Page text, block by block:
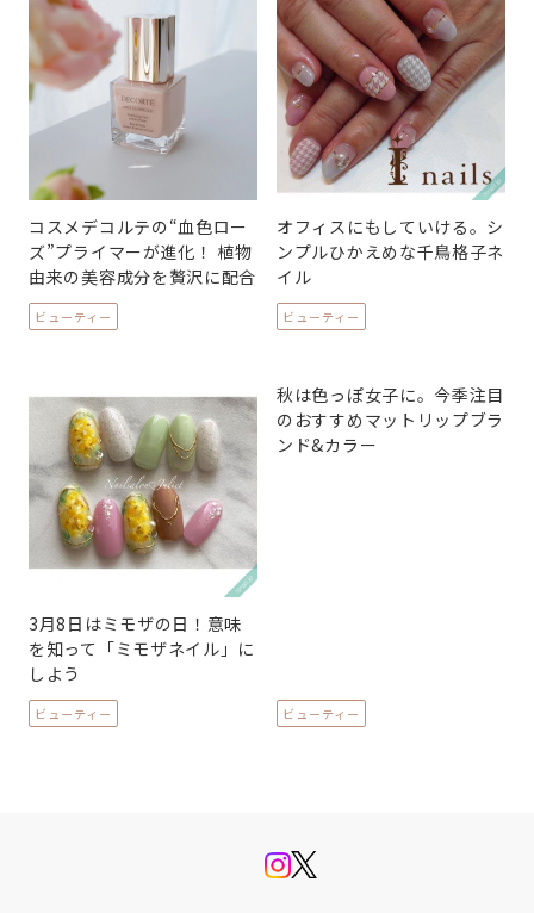
コスメデコルテの“血色ロー
ズ”プライマーが進化！ 植物
由来の美容成分を贅沢に配合
ビューティー
オフィスにもしていける。シ
ンプルひかえめな千鳥格子ネ
イル
ビューティー
3月8日はミモザの日！意味
を知って「ミモザネイル」に
しよう
ビューティー
秋は色っぽ女子に。今季注目
のおすすめマットリップブラ
ンド&カラー
ビューティー